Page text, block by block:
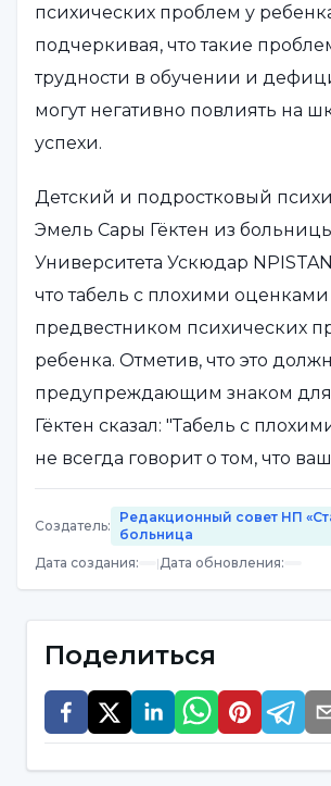
психических проблем у
подчеркивая, что такие
трудности в обучении и
могут негативно повлиять на
успехи.
Детский и подростковый
Эмель Сары Гёктен из
Университета Ускюдар
что табель с плохими
предвестником психических
ребенка. Отметив, что это
предупреждающим знаком
Гёктен сказал: "Табель с
не всегда говорит о том, что
просто ленится и не любит
такая ситуация является
предупреждающим знаком для
Ведь многие психические
негативно повлиять на успехи
учебе".
Гёктен дал следующие оценки:
Создатель:
Редакционный совет НП
больница
Дата создания: |Дата обновления:
Поделиться